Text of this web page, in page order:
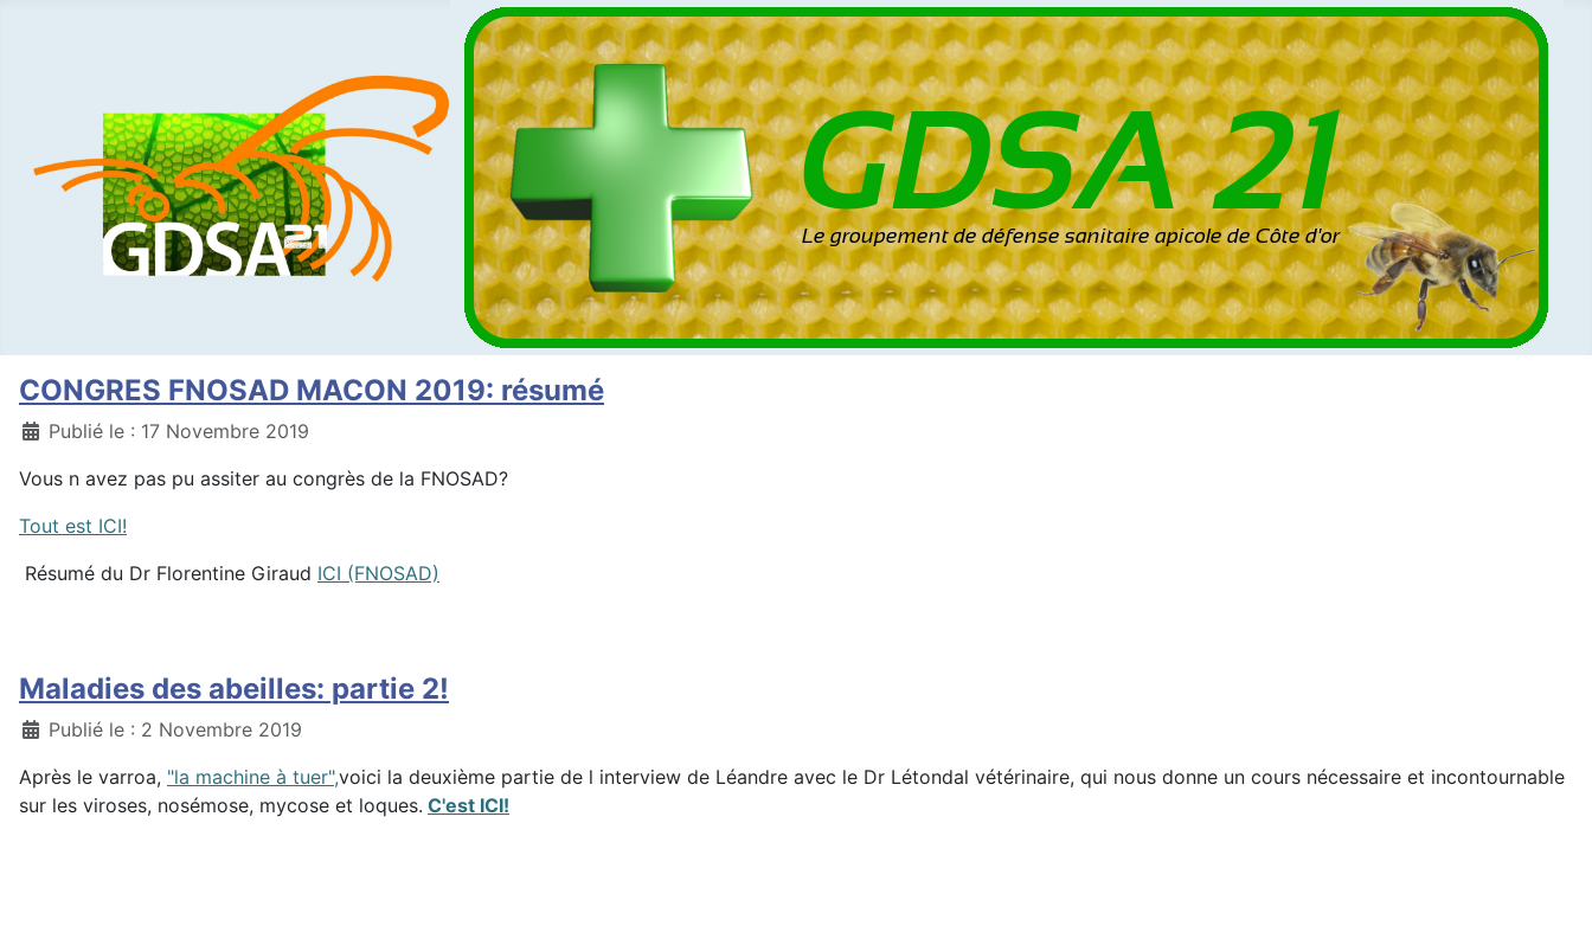
CONGRES FNOSAD MACON 2019: résumé
DétailsPublié le : 17 Novembre 2019
Vous n avez pas pu assiter au congrès de la FNOSAD?
Tout est ICI!
Résumé du Dr Florentine Giraud ICI (FNOSAD)
Maladies des abeilles: partie 2!
DétailsPublié le : 2 Novembre 2019
Après le varroa, "la machine à tuer",voici la deuxième partie de l interview de Léandre avec le Dr Létondal vétérinaire, qui nous donne un cours nécessaire et incontournable
sur les viroses, nosémose, mycose et loques. C'est ICI!